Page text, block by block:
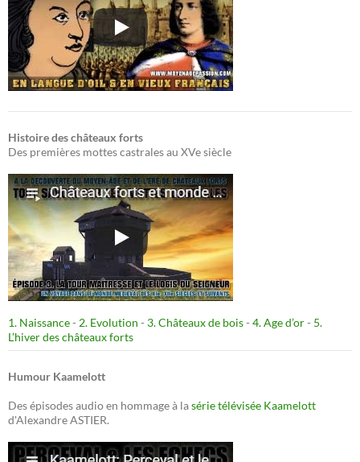
Histoire des châteaux forts
Des premières mottes castrales au XVe siècle
1. Naissance- 2. Evolution - 3. Châteaux de bois- 4. Age d’or- 5.
L’hiver des châteaux forts
Humour Kaamelott
Des épisodes audio en hommage à lasérie télévisée Kaamelott
d'Alexandre ASTIER.